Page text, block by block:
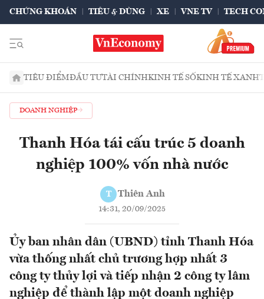
CHỨNG KHOÁN TIÊU & DÙNG XE VNE TV TECH
TIÊU ĐIỂMĐẦU TƯTÀI CHÍNHKINH TẾ SỐKINH TẾ XANH
DOANH NGHIỆP
Thanh Hóa tái cấu trúc 5 doanh
nghiệp 100% vốn nhà nước
T Thiên Anh
14:31, 20/09/2025
Ủy ban nhân dân (UBND) tỉnh Thanh Hóa
vừa thống nhất chủ trương hợp nhất 3
công ty thủy lợi và tiếp nhận 2 công ty lâm
nghiệp để thành lập một doanh nghiệp